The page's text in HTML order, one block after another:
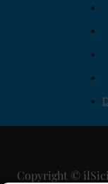
Copyright ©